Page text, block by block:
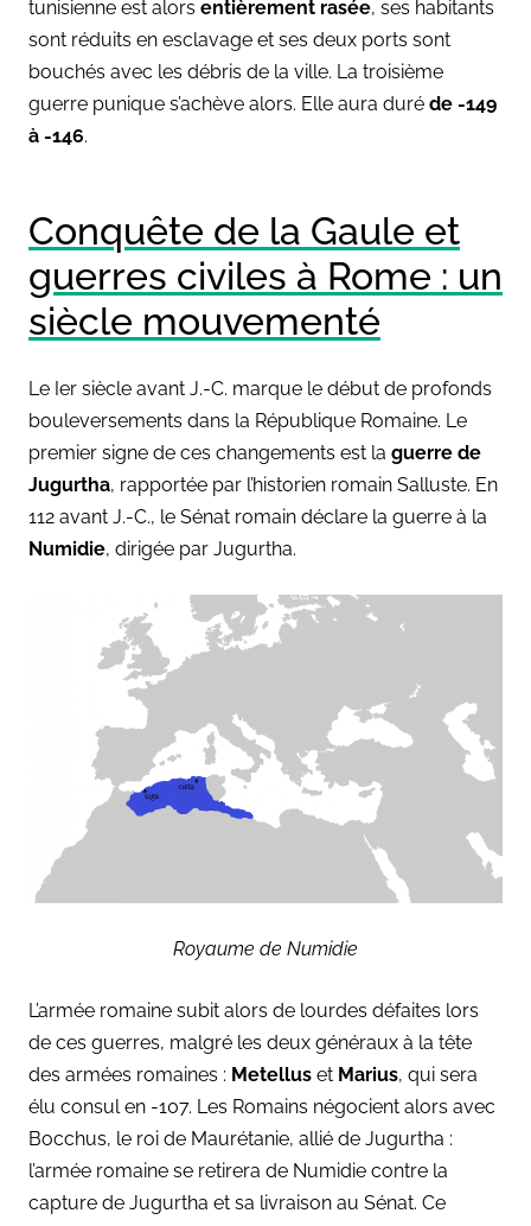
tunisienne est alors entièrement rasée, ses habitants
sont réduits en esclavage et ses deux ports sont
bouchés avec les débris de la ville. La troisième
guerre punique s’achève alors. Elle aura duré de -149
à -146.
Conquête de la Gaule et
guerres civiles à Rome : un
siècle mouvementé
Le Ier siècle avant J.-C. marque le début de profonds
bouleversements dans la République Romaine. Le
premier signe de ces changements est la guerre de
Jugurtha, rapportée par l’historien romain Salluste. En
112 avant J.-C., le Sénat romain déclare la guerre à la
Numidie, dirigée par Jugurtha.
Royaume de Numidie
L’armée romaine subit alors de lourdes défaites lors
de ces guerres, malgré les deux généraux à la tête
des armées romaines : Metellus et Marius, qui sera
élu consul en -107. Les Romains négocient alors avec
Bocchus, le roi de Maurétanie, allié de Jugurtha :
l’armée romaine se retirera de Numidie contre la
capture de Jugurtha et sa livraison au Sénat. Ce